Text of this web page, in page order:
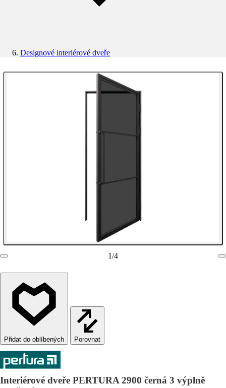
Designové interiérové dveře
1/4
Porovnat
Interiérové dveře PERTURA 2900 černá 3 výplně